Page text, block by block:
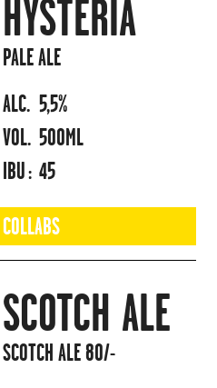
HYSTERIA
PALE ALE
ALC. 5,5%
VOL. 500ML
IBU : 45
COLLABS
SCOTCH ALE
SCOTCH ALE 80/-